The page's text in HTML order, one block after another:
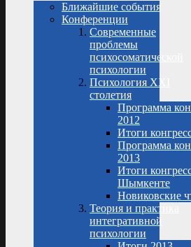
Ближайшие события
Конференции
Современные
проблемы
психосоматической
психологии
Психология XXI
столетия
Программа
2012
Итоги
Программа
2013
Итоги
Шымкенте
Новиковские
Теория и практика
интегративной
психологии